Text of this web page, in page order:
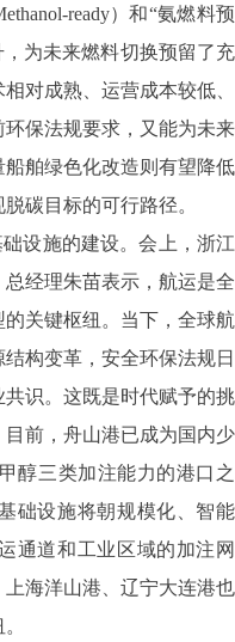
ready）和“氨燃料预
，为未来燃料切换预留了充
对成熟、运营成本较低、
保法规要求，又能为未来
舶绿色化改造则有望降低
碳目标的可行路径。
设施的建设。会上，浙江
经理朱苗表示，航运是全
关键枢纽。当下，全球航
构变革，安全环保法规日
识。这既是时代赋予的挑
前，舟山港已成为国内少
醇三类加注能力的港口之
础设施将朝规模化、智能
通道和工业区域的加注网
海洋山港、辽宁大连港也